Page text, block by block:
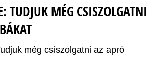
TUDJUK MÉG CSISZOLGATNI
még csiszolgatni az apró